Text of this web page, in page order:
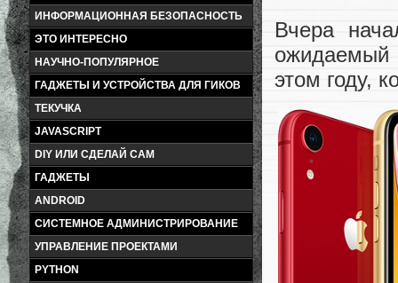
ИНФОРМАЦИОННАЯ БЕЗОПАСНОСТЬ
ЭТО ИНТЕРЕСНО
НАУЧНО-ПОПУЛЯРНОЕ
ГАДЖЕТЫ И УСТРОЙСТВА ДЛЯ ГИКОВ
ТЕКУЧКА
JAVASCRIPT
DIY ИЛИ СДЕЛАЙ САМ
ГАДЖЕТЫ
ANDROID
СИСТЕМНОЕ АДМИНИСТРИРОВАНИЕ
УПРАВЛЕНИЕ ПРОЕКТАМИ
PYTHON
Вчера
этом году,